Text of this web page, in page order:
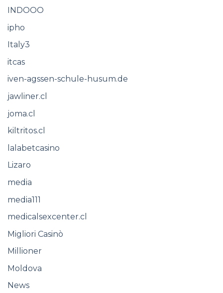
INDOOO
ipho
Italy3
itcas
iven-agssen-schule-husum.de
jawliner.cl
joma.cl
kiltritos.cl
lalabetcasino
Lizaro
media
media111
medicalsexcenter.cl
Migliori Casinò
Millioner
Moldova
News